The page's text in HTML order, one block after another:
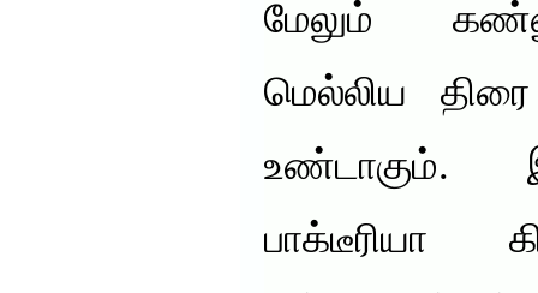
மேலும்
மெல்லிய
உண்டாகும்.
பாக்டீரியா